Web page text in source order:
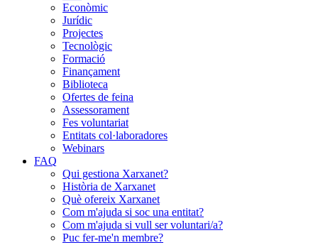
Econòmic
Jurídic
Projectes
Tecnològic
Formació
Finançament
Biblioteca
Ofertes de feina
Assessorament
Fes voluntariat
Entitats col·laboradores
Webinars
FAQ
Qui gestiona Xarxanet?
Història de Xarxanet
Què ofereix Xarxanet
Com m'ajuda si soc una entitat?
Com m'ajuda si vull ser voluntari/a?
Puc fer-me'n membre?